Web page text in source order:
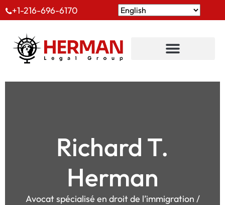
+1-216-696-6170
Richard T.
Herman
Avocat spécialisé en droit de l’immigration /